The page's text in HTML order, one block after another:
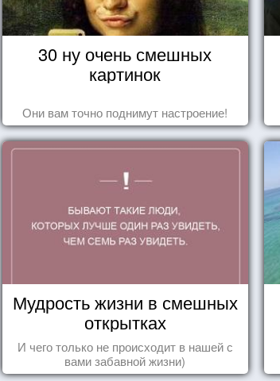
30 ну очень смешных
картинок
Они вам точно поднимут настроение!
Мудрость жизни в смешных
открытках
И чего только не происходит в нашей с
вами забавной жизни)